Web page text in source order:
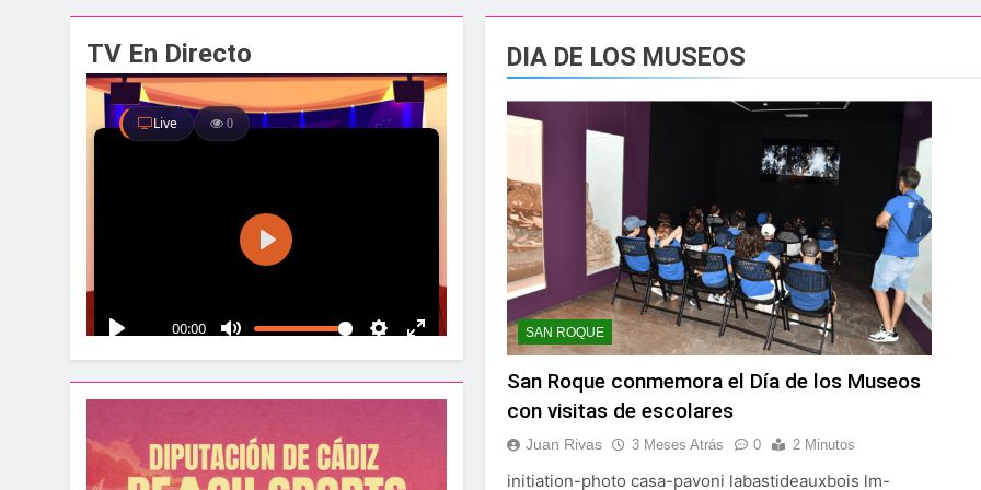
Santa Bárbara acoge el circuito nacional de vóley playa tres estrellas y el
1 Semana Atrás
La Línea albergará el Campeonato de Europa de Beach Sprint 2026 con más
Parques y Jardines lleva a cabo trabajos de mejora y mantenimiento en las
La Velada y Fiestas 2026 echa el cierre con éxito rotundo
La Mancomunidad y el Banco de Alimentos del Campo de Gibraltar renuevan
2 Semanas Atrás
Tráfico especial para despedir la feria. Ojo si vas a Santa Bárbara
2 Semanas Atrás
La feria se despide por todo lo alto: Antonio José, fuegos artificiales y música
TV En Directo DIA DE LOS MUSEOS
SAN ROQUE
San Roque conmemora el Día de los Museos
con visitas de escolares
Juan Rivas 3 Meses Atrás 0 2 Minutos
initiation-photo casa-pavoni labastideauxbois lm-